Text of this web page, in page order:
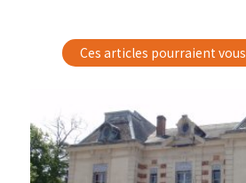
Ces articles pourraient